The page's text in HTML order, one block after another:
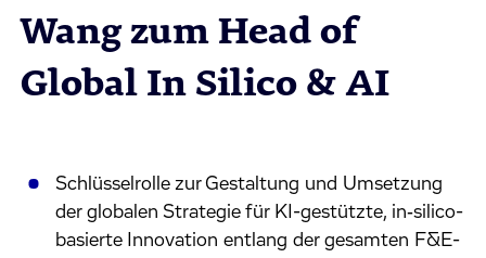
Wang zum Head of
Global In Silico & AI
Schlüsselrolle zur Gestaltung und Umsetzung
der globalen Strategie für KI-gestützte, in‑silico-
basierte Innovation entlang der gesamten F&E-